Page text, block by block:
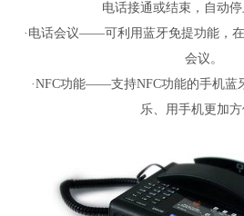
电话接通或结束，自动停
·电话会议——可利用蓝牙免提功能，
会议。
·NFC功能——支持NFC功能的手机蓝
乐、用手机更加方